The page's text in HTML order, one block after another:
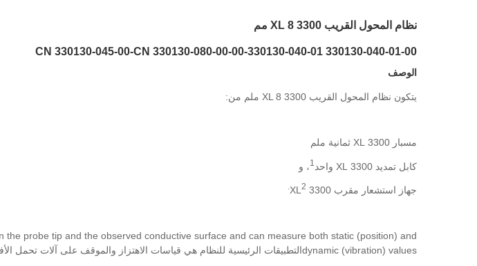
نظام المحول القريب 3300 XL 8 مم
330130-040-01-00 330130-040-01-CN 330130-045-00-CN 330130-080-00-00
الوصف
يتكون نظام المحول القريب 3300 XL 8 ملم من:
مسبار 3300 XL ثمانية ملم
كابل تمديد 3300 XL واحد 1، و
جهاز استشعار مقرب 3300 XL 2.
probe tip and the observed conductive surface and can measure both static (position) and
dynamic (vibration) valuesالتطبيقات الرئيسية للنظام هي قياسات الاهتزاز والموقف على آلات تحمل الأفلام السائلة، وكذلك قياسات مرجعية وسرعة Keyphasor